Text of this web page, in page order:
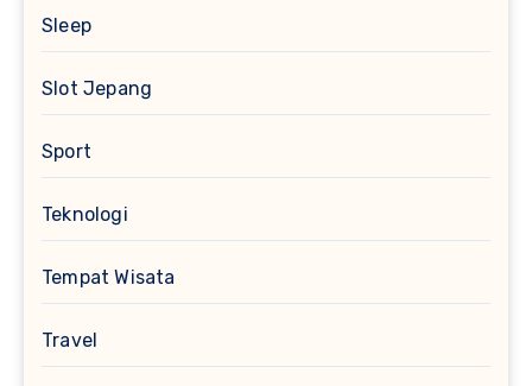
Sleep
Slot Jepang
Sport
Teknologi
Tempat Wisata
Travel